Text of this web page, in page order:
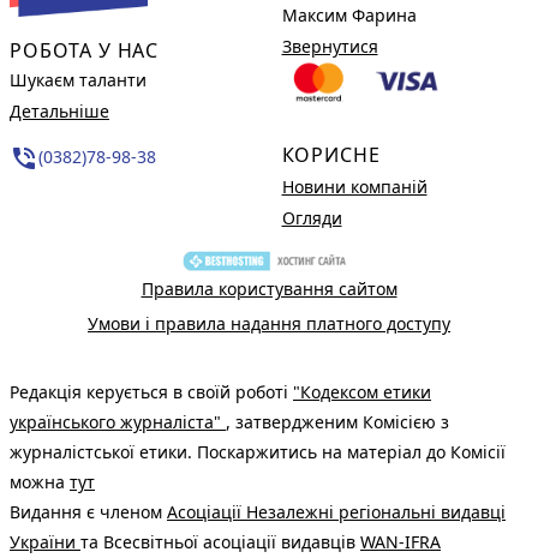
РОБОТА У НАС
Шукаєм таланти
Детальніше
phone_in_talk(0382)78-98-38
Максим Фарина
Звернутися
КОРИСНЕ
Новини компаній
Огляди
Правила користування сайтом
Умови і правила надання платного доступу
Редакція керується в своїй роботі "Кодексом етики
українського журналіста" , затвердженим Комісією з
журналістської етики. Поскаржитись на матеріал до Комісії
можна тут
Видання є членом Асоціації Незалежні регіональні видавці
України та Всесвітньої асоціації видавців WAN-IFRA